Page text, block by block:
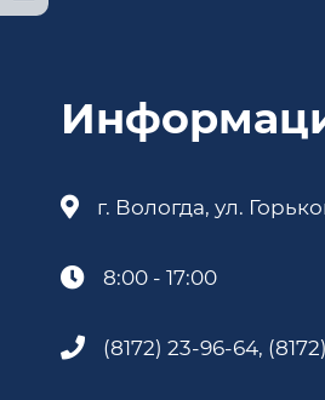
г. Вологда, ул.
8:00 - 17:00
(8172) 23-96-64,